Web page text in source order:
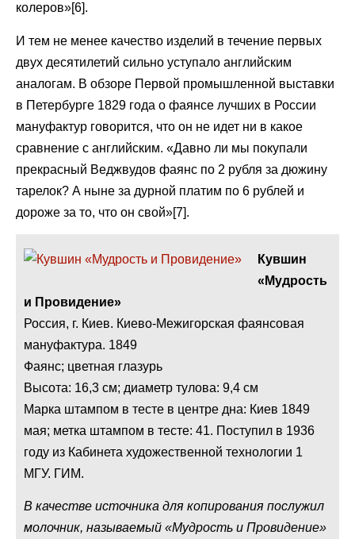
колеров»[6].
И тем не менее качество изделий в течение первых
двух десятилетий сильно уступало английским
аналогам. В обзоре Первой промышленной выставки
в Петербурге 1829 года о фаянсе лучших в России
мануфактур говорится, что он не идет ни в какое
сравнение с английским. «Давно ли мы покупали
прекрасный Веджвудов фаянс по 2 рубля за дюжину
тарелок? А ныне за дурной платим по 6 рублей и
дороже за то, что он свой»[7].
Кувшин
«Мудрость
и Провидение»
Россия, г. Киев. Киево-Межигорская фаянсовая
мануфактура. 1849
Фаянс; цветная глазурь
Высота: 16,3 см; диаметр тулова: 9,4 см
Марка штампом в тесте в центре дна: Киев 1849
мая; метка штампом в тесте: 41. Поступил в 1936
году из Кабинета художественной технологии 1
МГУ. ГИМ.
В качестве источника для копирования послужил
молочник, называемый «Мудрость и Провидение»